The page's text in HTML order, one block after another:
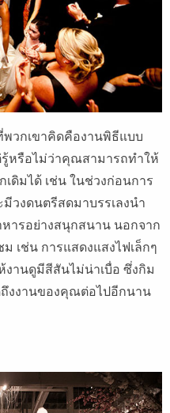
พวกเขาคิดคืองานพิธีแบบ
รู้หรือไม่ว่าคุณสามารถทำให้
ดิมได้ เช่น ในช่วงก่อนการ
วงดนตรีสดมาบรรเลงนำ
ารอย่างสนุกสนาน นอกจาก
เช่น การแสดงแสงไฟเล็กๆ
งานดูมีสีสันไม่น่าเบื่อ ซึ่งกิม
งงานของคุณต่อไปอีกนาน